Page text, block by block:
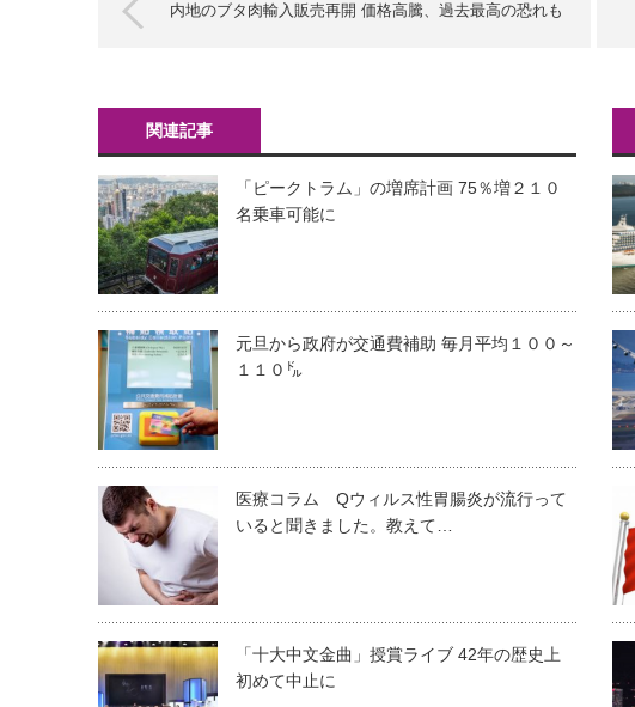
内地のブタ肉輸入販売再開 価格高騰、過去最高の恐れも
関連記事
「ピークトラム」の増席計画 75％増２１０
名乗車可能に
元旦から政府が交通費補助 毎月平均１００～
１１０㌦
医療コラム Qウィルス性胃腸炎が流行って
いると聞きました。教えて…
「十大中文金曲」授賞ライブ 42年の歴史上
初めて中止に